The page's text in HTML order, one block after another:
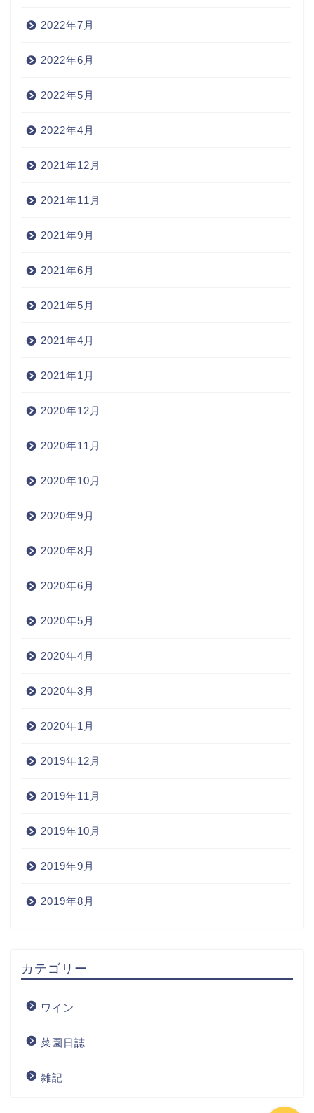
2022年7月
2022年6月
2022年5月
2022年4月
2021年12月
2021年11月
2021年9月
2021年6月
2021年5月
2021年4月
2021年1月
2020年12月
2020年11月
2020年10月
2020年9月
2020年8月
2020年6月
2020年5月
2020年4月
2020年3月
2020年1月
2019年12月
2019年11月
2019年10月
2019年9月
2019年8月
カテゴリー
ワイン
菜園日誌
雑記
Wine